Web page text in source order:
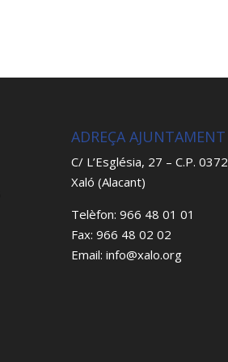
ADREÇA AJUNTAMENT
C/ L’Església, 27 – C.P.
Xaló (Alacant)
Telèfon: 966 48 01 01
Fax: 966 48 02 02
Email: info@xalo.org